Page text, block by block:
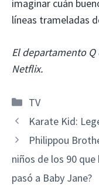
imaginar cuán
líneas trameladas
El departamento
Netflix.
Categorías
TV
Karate Kid:
Philippou
niños de los 90
pasó a Baby Jane?